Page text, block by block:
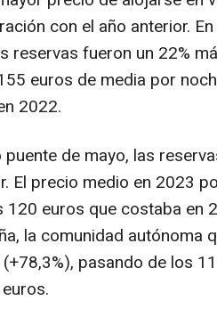
con el año anterior.
reservas fueron un 22%
euros de media por
2022.
de mayo, las
El precio medio en 2023
euros que costaba en
la comunidad autónoma
pasando de los